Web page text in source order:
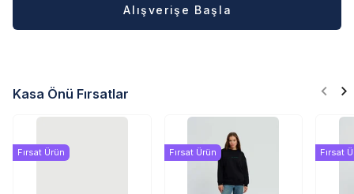
Alışverişe Başla
Kasa Önü Fırsatlar
Fırsat Ürün Fırsat Ürün Fırsat